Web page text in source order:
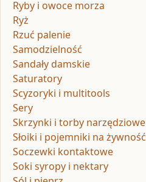
Ryby i owoce morza
Ryż
Rzuć palenie
Samodzielność
Sandały damskie
Saturatory
Scyzoryki i multitools
Sery
Skrzynki i torby narzędziowe
Słoiki i pojemniki na żywność
Soczewki kontaktowe
Soki syropy i nektary